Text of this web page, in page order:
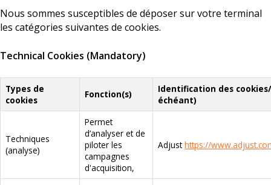
Nous sommes susceptibles de déposer sur votre terminal
les catégories suivantes de cookies.
Technical Cookies (Mandatory)
Types de
cookies
Fonction(s)
Identification des
échéant)
Techniques
(analyse)
Permet
d’analyser et de
piloter les
campagnes
d'acquisition,
Adjusthttps://